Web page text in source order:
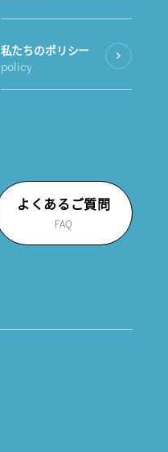
私たちのポリシー
policy
よくあるご質問
FAQ